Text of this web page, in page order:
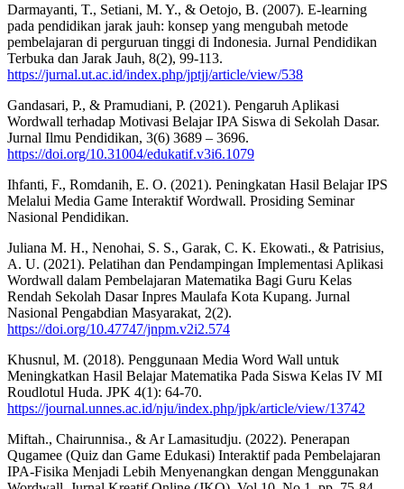
Darmayanti, T., Setiani, M. Y., & Oetojo, B. (2007). E-learning
pada pendidikan jarak jauh: konsep yang mengubah metode
pembelajaran di perguruan tinggi di Indonesia. Jurnal Pendidikan
Terbuka dan Jarak Jauh, 8(2), 99-113.
https://jurnal.ut.ac.id/index.php/jptjj/article/view/538
Gandasari, P., & Pramudiani, P. (2021). Pengaruh Aplikasi
Wordwall terhadap Motivasi Belajar IPA Siswa di Sekolah Dasar.
Jurnal Ilmu Pendidikan, 3(6) 3689 – 3696.
https://doi.org/10.31004/edukatif.v3i6.1079
Ihfanti, F., Romdanih, E. O. (2021). Peningkatan Hasil Belajar IPS
Melalui Media Game Interaktif Wordwall. Prosiding Seminar
Nasional Pendidikan.
Juliana M. H., Nenohai, S. S., Garak, C. K. Ekowati., & Patrisius,
A. U. (2021). Pelatihan dan Pendampingan Implementasi Aplikasi
Wordwall dalam Pembelajaran Matematika Bagi Guru Kelas
Rendah Sekolah Dasar Inpres Maulafa Kota Kupang. Jurnal
Nasional Pengabdian Masyarakat, 2(2).
https://doi.org/10.47747/jnpm.v2i2.574
Khusnul, M. (2018). Penggunaan Media Word Wall untuk
Meningkatkan Hasil Belajar Matematika Pada Siswa Kelas IV MI
Roudlotul Huda. JPK 4(1): 64-70.
https://journal.unnes.ac.id/nju/index.php/jpk/article/view/13742
Miftah., Chairunnisa., & Ar Lamasitudju. (2022). Penerapan
Qugamee (Quiz dan Game Edukasi) Interaktif pada Pembelajaran
IPA-Fisika Menjadi Lebih Menyenangkan dengan Menggunakan